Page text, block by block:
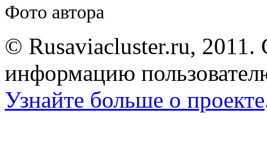
Фото автора
© Rusaviacluster.ru, 2011.
информацию
Узнайте больше о проекте